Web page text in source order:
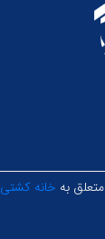
به خانه کشتی